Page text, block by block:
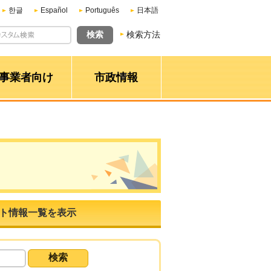
한글 Español Português 日本語
検索方法
業者向け 市政情報
情報一覧を表示